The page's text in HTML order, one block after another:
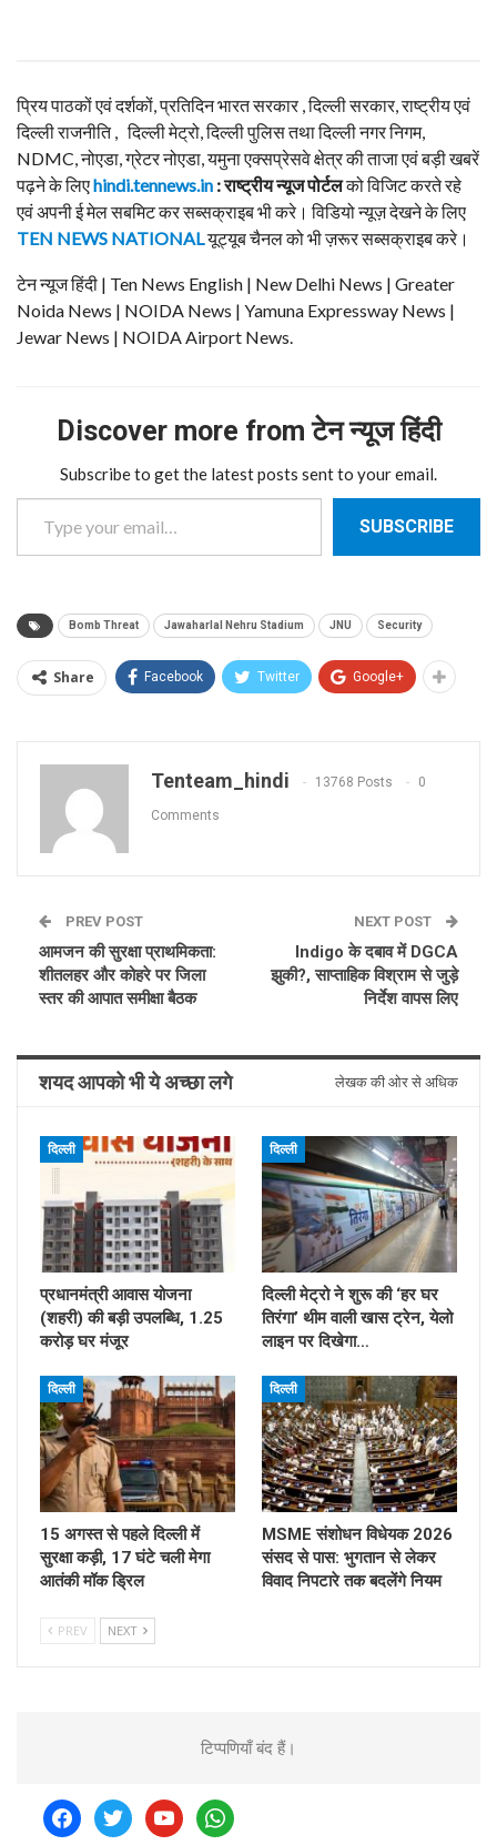
प्रिय पाठकों एवं दर्शकों, प्रतिदिन भारत सरकार , दिल्ली सरकार, राष्ट्रीय एवं
दिल्ली राजनीति , दिल्ली मेट्रो, दिल्ली पुलिस तथा दिल्ली नगर निगम,
NDMC, नोएडा, ग्रेटर नोएडा, यमुना एक्सप्रेसवे क्षेत्र की ताजा एवं बड़ी खबरें
पढ़ने के लिएhindi.tennews.in : राष्ट्रीय न्यूज पोर्टलको विजिट करते रहे
एवं अपनी ई मेल सबमिट कर सब्सक्राइब भी करे। विडियो न्यूज़ देखने के लिए
TEN NEWS NATIONALयूट्यूब चैनल को भी ज़रूर सब्सक्राइब करे।
टेन न्यूज हिंदी | Ten News English | New Delhi News | Greater
Noida News | NOIDA News | Yamuna Expressway News |
Jewar News | NOIDA Airport News.
Discover more from टेन न्यूज हिंदी
Subscribe to get the latest posts sent to your email.
Type your email…
SUBSCRIBE
Bomb Threat Jawaharlal Nehru Stadium JNU Security
Share Facebook Twitter Google+
Tenteam_hindi 13768 Posts 0
Comments
PREV POST
आमजन की सुरक्षा प्राथमिकता:
शीतलहर और कोहरे पर जिला
स्तर की आपात समीक्षा बैठक
NEXT POST
Indigo के दबाव में DGCA
झुकी?, साप्ताहिक विश्राम से जुड़े
निर्देश वापस लिए
शयद आपको भी ये अच्छा लगे लेखक की ओर से अधिक
दिल्ली
प्रधानमंत्री आवास योजना
(शहरी) की बड़ी उपलब्धि, 1.25
करोड़ घर मंजूर
दिल्ली
दिल्ली मेट्रो ने शुरू की ‘हर घर
तिरंगा’ थीम वाली खास ट्रेन, येलो
लाइन पर दिखेगा…
दिल्ली
15 अगस्त से पहले दिल्ली में
सुरक्षा कड़ी, 17 घंटे चली मेगा
आतंकी मॉक ड्रिल
दिल्ली
MSME संशोधन विधेयक 2026
संसद से पास: भुगतान से लेकर
विवाद निपटारे तक बदलेंगे नियम
PREV NEXT
टिप्पणियाँ बंद हैं।
facebooktwitteryoutubewhatsapp